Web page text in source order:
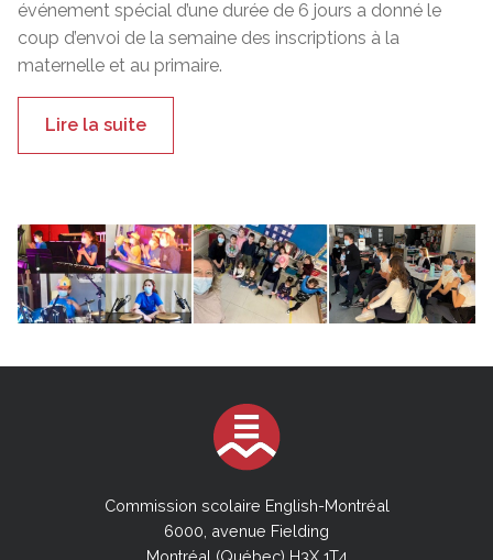
événement spécial d’une durée de 6 jours a donné le
coup d’envoi de la semaine des inscriptions à la
maternelle et au primaire.
Lire la suite
Commission scolaire English-Montréal
6000, avenue Fielding